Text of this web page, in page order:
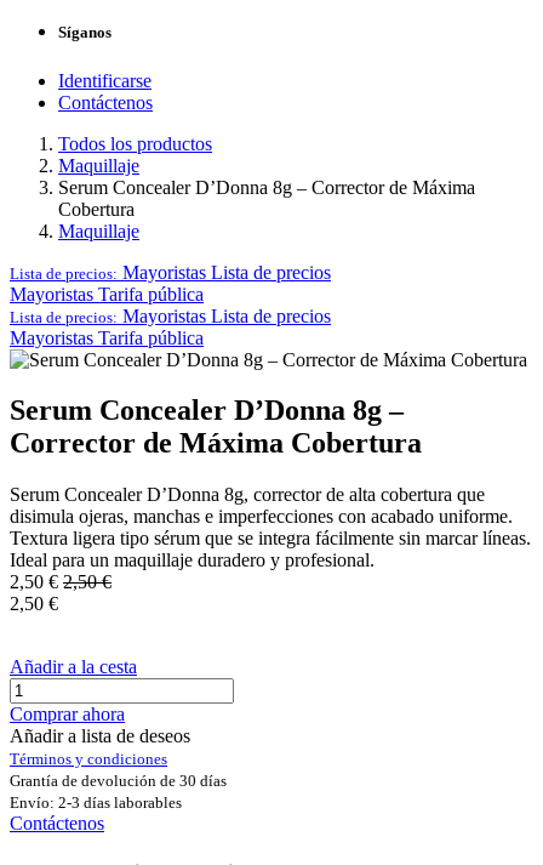
Síganos
Identificarse
Contáctenos
Todos los productos
Maquillaje
Serum Concealer D’Donna 8g – Corrector de Máxima
Cobertura
Maquillaje
Lista de precios: Mayoristas Lista de precios
Mayoristas Tarifa pública
Lista de precios: Mayoristas Lista de precios
Mayoristas Tarifa pública
Serum Concealer D’Donna 8g –
Corrector de Máxima Cobertura
Serum Concealer D’Donna 8g, corrector de alta cobertura que
disimula ojeras, manchas e imperfecciones con acabado uniforme.
Textura ligera tipo sérum que se integra fácilmente sin marcar líneas.
Ideal para un maquillaje duradero y profesional.
2,50 € 2,50€
2,50 €
Añadir a la cesta
Comprar ahora
Añadir a lista de deseos
Términos y condiciones
Grantía de devolución de 30 días
Envío: 2-3 días laborables
Contáctenos